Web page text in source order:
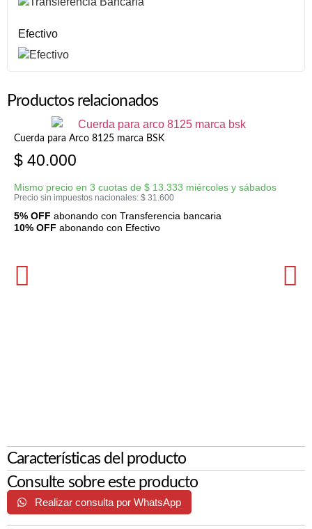
Efectivo
Productos relacionados
Cuerda para Arco 8125 marca BSK
$ 40.000
Mismo precio en 3 cuotas de $ 13.333 miércoles y sábados
Precio sin impuestos nacionales: $ 31.600
5% OFF abonando con Transferencia bancaria
10% OFF abonando con Efectivo
Características del producto
Consulte sobre este producto
Realizar consulta por WhatsApp